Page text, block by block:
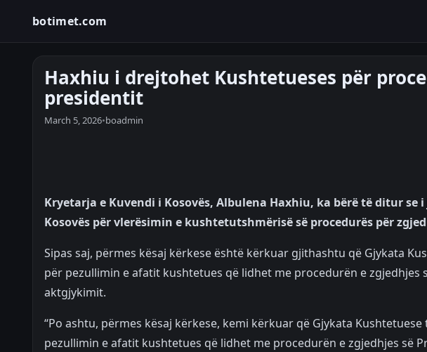
botimet.com
Haxhiu i drejtohet Kushtetueses për
presidentit
March 5, 2026•boadmin
Kryetarja e Kuvendi i Kosovës, Albulena Haxhiu, ka bërë të ditur
Kosovës për vlerësimin e kushtetutshmërisë së procedurës për
Sipas saj, përmes kësaj kërkese është kërkuar gjithashtu që Gjykata
për pezullimin e afatit kushtetues që lidhet me procedurën e
aktgjykimit.
“Po ashtu, përmes kësaj kërkese, kemi kërkuar që Gjykata
pezullimin e afatit kushtetues që lidhet me procedurën e zgjedhjes së